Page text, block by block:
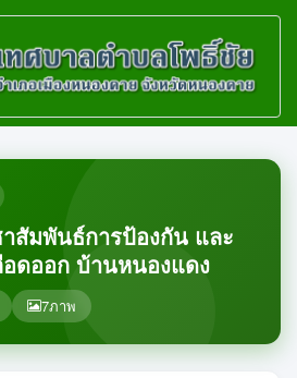
สัมพันธ์การป้องกัน และ
ดออก บ้านหนองแดง
7ภาพ